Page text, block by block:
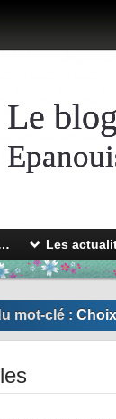
Le
Les
mot-clé :